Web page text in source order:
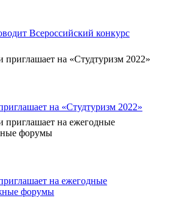
Всероссийский конкурс
на «Студтуризм 2022»
на ежегодные
форумы